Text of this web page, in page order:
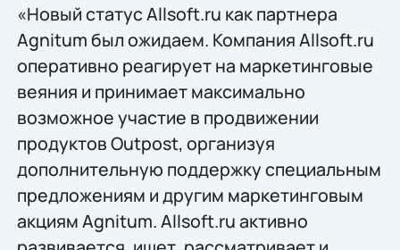
«Новый статус Allsoft.ru как партнера
Agnitum был ожидаем. Компания Allsoft.ru
оперативно реагирует на маркетинговые
веяния и принимает максимально
возможное участие в продвижении
продуктов Outpost, организуя
дополнительную поддержку специальным
предложениям и другим маркетинговым
акциям Agnitum. Allsoft.ru активно